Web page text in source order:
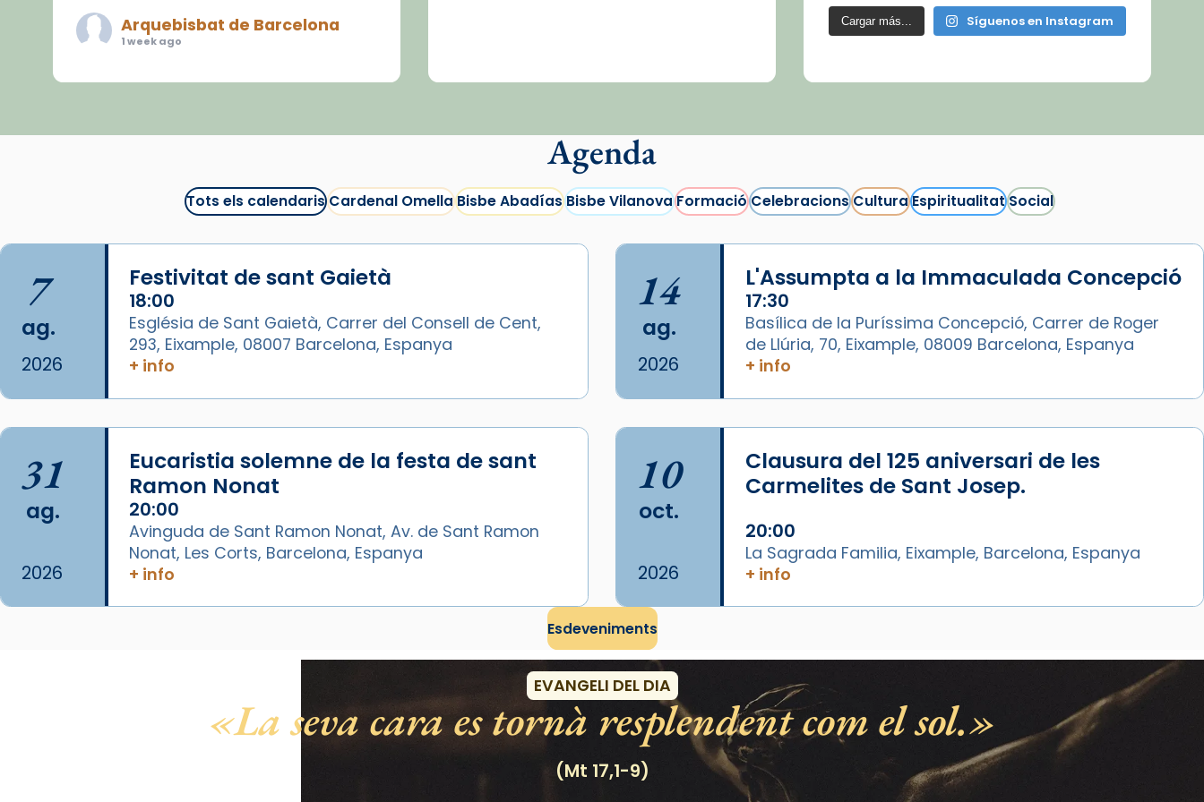
Arquebisbat de Barcelona
1 week ago
juliol la missa de Les Santes de
📸 J. Merino
Photo
View on Facebook · Share
Arquebisbat de Barcelonais at
Aquest dilluns, 27 de juliol, ha
tingut lloc la missa d’acció de
gràcies en agraïment al comitè
organitzador de la visita
apostòlica del Sant Pare Lleó XIV
a Barcelona, i als col·laboradors,
a la Catedral de Barcelona.
cardenal Joan Josep Omella, ha
concelebrat el bisbe auxiliar de
Barcelona, Mons. David Abadías.
Cargar más... Síguenos en Instagram
Agenda
Tots els calendarisCardenal OmellaBisbe AbadíasBisbe VilanovaFormacióCelebracionsCulturaEspiritualitatSocial
7
ag.
2026
Festivitat de sant Gaietà
18:00
Església de Sant Gaietà, Carrer del Consell de Cent,
293, Eixample, 08007 Barcelona, Espanya
+ info
14
ag.
2026
L'Assumpta a la Immaculada Concepció
17:30
Basílica de la Puríssima Concepció, Carrer de Roger
de Llúria, 70, Eixample, 08009 Barcelona, Espanya
+ info
31
ag.
2026
Eucaristia solemne de la festa de sant
Ramon Nonat
20:00
Avinguda de Sant Ramon Nonat, Av. de Sant Ramon
Nonat, Les Corts, Barcelona, Espanya
+ info
10
oct.
2026
Clausura del 125 aniversari de les
Carmelites de Sant Josep.
20:00
La Sagrada Familia, Eixample, Barcelona, Espanya
+ info
Esdeveniments
EVANGELI DEL DIA
La seva cara es tornà resplendent com el sol.
(Mt 17,1-9)